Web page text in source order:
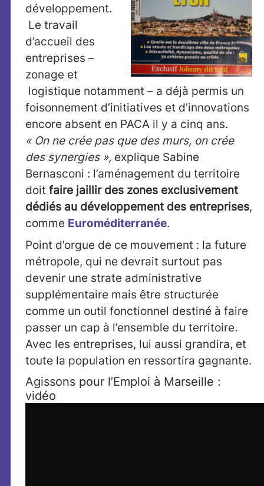
développement.
Le travail
d’accueil des
entreprises –
zonage et
logistique notamment – a déjà permis un
foisonnement d’initiatives et d’innovations
encore absent en PACA il y a cinq ans.
« On ne crée pas que des murs, on crée
des synergies », explique Sabine
Bernasconi : l’aménagement du territoire
doit faire jaillir des zones exclusivement
dédiés au développement des entreprises,
comme Euroméditerranée.
Point d’orgue de ce mouvement : la future
métropole, qui ne devrait surtout pas
devenir une strate administrative
supplémentaire mais être structurée
comme un outil fonctionnel destiné à faire
passer un cap à l’ensemble du territoire.
Avec les entreprises, lui aussi grandira, et
toute la population en ressortira gagnante.
Agissons pour l’Emploi à Marseille :
vidéo